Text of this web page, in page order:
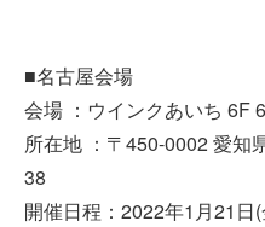
■名古屋会場
会場 ：ウインクあいち 6F
所在地 ：〒450-0002 愛知
38
開催日程：2022年1月21日